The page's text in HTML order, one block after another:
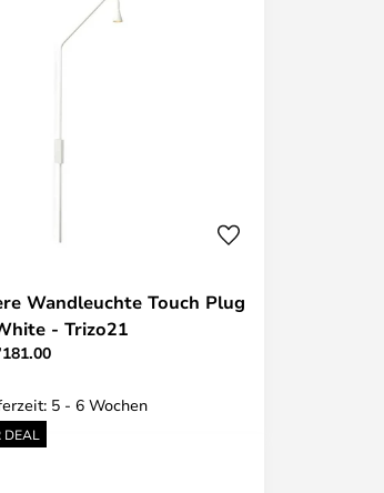
Wandleuchte Touch Plug
- Trizo21
5 - 6 Wochen